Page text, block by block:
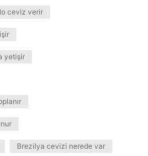
ceviz verir
yetişir
Brezilya cevizi nerede var